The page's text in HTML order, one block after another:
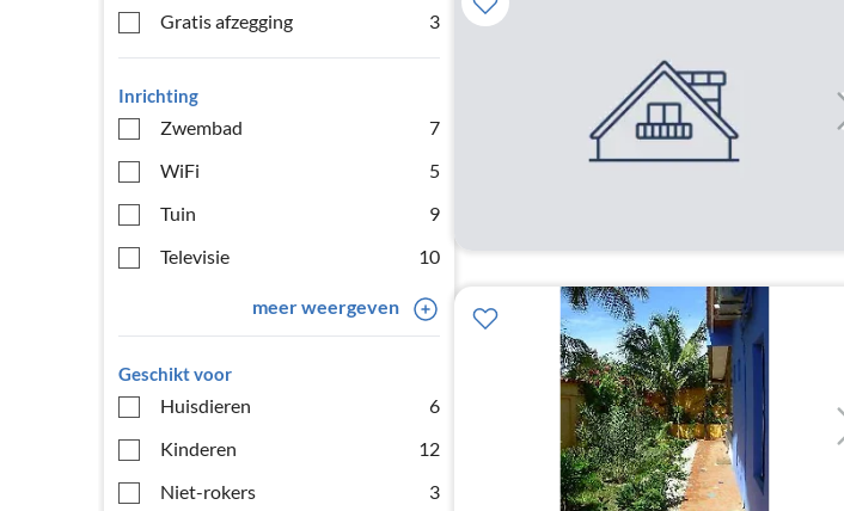
Gratis afzegging
3
Inrichting
Zwembad
7
WiFi
5
Tuin
9
Televisie
10
meer weergeven
Geschikt voor
Huisdieren
6
Kinderen
12
Niet-rokers
3